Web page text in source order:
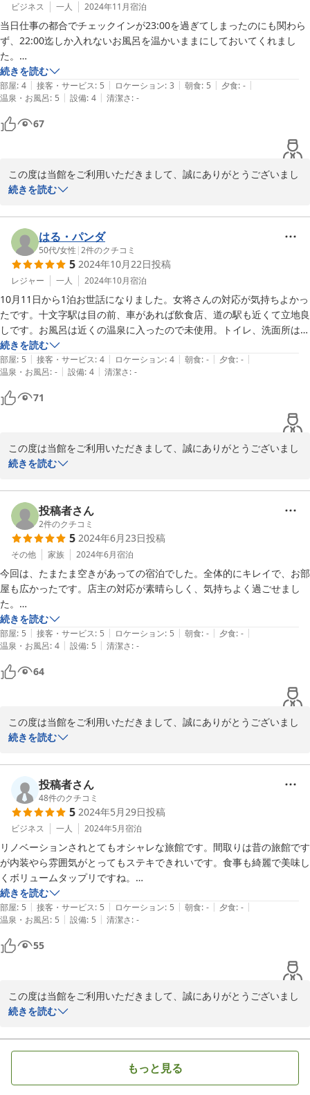
ぜひまた機会がございましたら、足を運んでいただけますと幸いで
す。
2025-06-18
ビジネス 一人 2024年11月宿泊
当日仕事の都合でチェックインが23:00を過ぎてしまったのにも関わら
ず、22:00迄しか入れないお風呂を温かいままにしておいてくれまし
た。
朝食もボリューム、味共に最高でした。何より女将さんの対応がとても
丁寧で感動ものです。
横手出張の定宿に決まりです!
続きを読む
部屋: 4 | 接客・サービス: 5 | ロケーション: 3 | 朝食: 5 | 夕食: - |
温泉・お風呂: 5 | 設備: 4 | 清潔さ: -
67
この度は当館をご利用いただきまして、誠にありがとうございまし
た。
お電話で詳細をお伝えいただければ、出来る限りのご対応をさせて
いただきたいと思っております。
またのご来館を心よりお待ちしております。
2024-12-04
続きを読む
はる・パンダ
50代/女性 |2件のクチコミ
5 2024年10月22日投稿
レジャー 一人 2024年10月宿泊
10月11日から1泊お世話になりました。女将さんの対応が気持ちよかっ
たです。十文字駅は目の前、車があれば飲食店、道の駅も近くて立地良
しです。お風呂は近くの温泉に入ったので未使用。トイレ、洗面所は共
同ですが、綺麗で清潔感があり気になりませんでした。冷たいお水、ド
ライヤーなど備品も揃ってました。また近くに行った際は、リピートし
たいと思います。
続きを読む
部屋: 5 | 接客・サービス: 4 | ロケーション: 4 | 朝食: - | 夕食: - |
温泉・お風呂: - | 設備: 4 | 清潔さ: -
71
この度は当館をご利用いただきまして、誠にありがとうございまし
た。
だき大変嬉しく思っております。
日に日に秋めいてまいりましたが、寒さに負けずお身体にお気をつ
けてお過ごしくださいませ。
2024-10-27
続きを読む
投稿者さん
2件のクチコミ
5 2024年6月23日投稿
その他 家族 2024年6月宿泊
今回は、たまたま空きがあっての宿泊でした。全体的にキレイで、お部
屋も広かったです。店主の対応が素晴らしく、気持ちよく過ごせまし
た。
今回は素泊まりでしたが、朝夕の食事時間に美味しそうな匂いがしてた
ので、次回は食事付きで宿泊したいです。
続きを読む
部屋: 5 | 接客・サービス: 5 | ロケーション: 5 | 朝食: - | 夕食: - |
温泉・お風呂: 4 | 設備: 5 | 清潔さ: -
64
この度は当館をご利用いただきまして、誠にありがとうございまし
た。
予約いただきました。2名様用のこちらのお部屋は一部屋しかござ
いませんので、ご案内できて良かったです。
ご不便をお掛けしたところもあったかと思いますが、機会がござい
ましたらまた是非ご利用いただけたら幸いです。
またのご来館を心よりお待ちしております。
2024-06-29
続きを読む
投稿者さん
48件のクチコミ
5 2024年5月29日投稿
ビジネス 一人 2024年5月宿泊
リノベーションされとてもオシャレな旅館です。間取りは昔の旅館です
が内装やら雰囲気がとってもステキできれいです。食事も綺麗で美味し
くボリュームタップリですね。
とっても気に入っていて3回目の宿泊でした。最初は仕事で泊まったの
ですが、雰囲気と食事が気に入って前回はレジャーでカミさんとも宿泊
してしまいました。機会あるごとに泊まりたいです。
続きを読む
部屋: 5 | 接客・サービス: 5 | ロケーション: 5 | 朝食: - | 夕食: - |
温泉・お風呂: 5 | 設備: 5 | 清潔さ: -
55
この度は当館をご利用いただきまして、誠にありがとうございまし
た。
前回は奥様とご一緒にご利用いただき大変嬉しく思っております。
まだまだご不便をお掛けしているところもございますが、今後も皆
様からのお声をいただきながら、頑張って参りたいと思っておりま
続きを読む
もっと見る